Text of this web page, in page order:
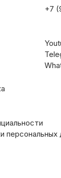
+7
персональных